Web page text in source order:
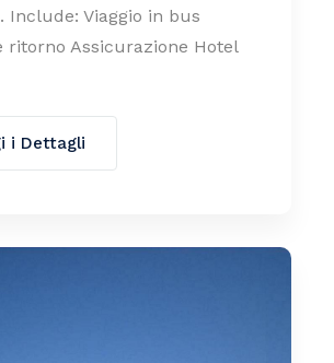
Include: Viaggio in bus
ritorno Assicurazione Hotel
i Dettagli